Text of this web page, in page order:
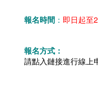
報名時間 ： 即日起至
報名方式：
請點入鏈接進行線上